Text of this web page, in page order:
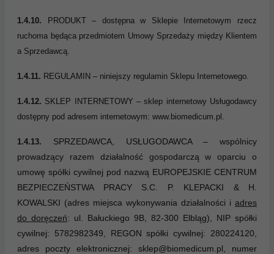
1.4.10. PRODUKT – dostępna w Sklepie Internetowym rzecz
ruchoma będąca przedmiotem Umowy Sprzedaży między Klientem
a Sprzedawcą.
1.4.11. REGULAMIN – niniejszy regulamin Sklepu Internetowego.
1.4.12. SKLEP INTERNETOWY – sklep internetowy Usługodawcy
dostępny pod adresem internetowym: www.biomedicum.pl.
1.4.13. SPRZEDAWCA, USŁUGODAWCA – wspólnicy
prowadzący razem działalność gospodarczą w oparciu o
umowę spółki cywilnej pod nazwą EUROPEJSKIE CENTRUM
BEZPIECZEŃSTWA PRACY S.C. P. KLEPACKI & H.
KOWALSKI (adres miejsca wykonywania działalności i adres
do doręczeń: ul. Bałuckiego 9B, 82-300 Elbląg), NIP spółki
cywilnej: 5782982349, REGON spółki cywilnej: 280224120,
adres poczty elektronicznej: sklep@biomedicum.pl, numer